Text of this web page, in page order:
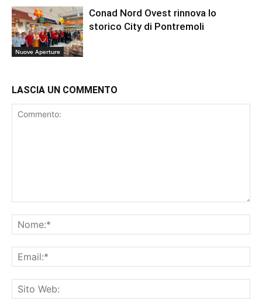
Nuove Aperture
Conad Nord Ovest rinnova lo
storico City di Pontremoli
LASCIA UN COMMENTO